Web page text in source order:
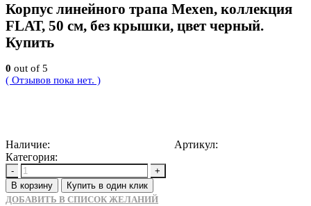
Корпус линейного трапа Mexen, коллекция
FLAT, 50 см, без крышки, цвет черный.
Купить
0 out of 5
( Отзывов пока нет. )
Наличие: Артикул:
Категория:
-
+
В корзину
Купить в один клик
ДОБАВИТЬ В СПИСОК ЖЕЛАНИЙ